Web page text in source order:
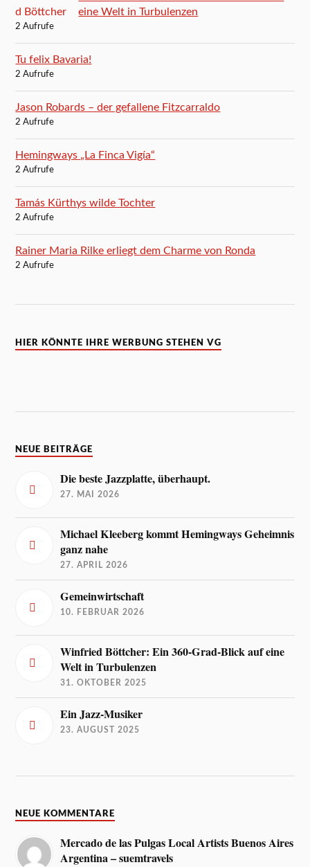
eine Welt in Turbulenzen
2 Aufrufe
Tu felix Bavaria!
2 Aufrufe
Jason Robards – der gefallene Fitzcarraldo
2 Aufrufe
Hemingways „La Finca Vigía“
2 Aufrufe
Tamás Kürthys wilde Tochter
2 Aufrufe
Rainer Maria Rilke erliegt dem Charme von Ronda
2 Aufrufe
HIER KÖNNTE IHRE WERBUNG STEHEN VG
NEUE BEITRÄGE
Die beste Jazzplatte, überhaupt.
27. MAI 2026
Michael Kleeberg kommt Hemingways Geheimnis
ganz nahe
27. APRIL 2026
Gemeinwirtschaft
10. FEBRUAR 2026
Winfried Böttcher: Ein 360-Grad-Blick auf eine
Welt in Turbulenzen
31. OKTOBER 2025
Ein Jazz-Musiker
23. AUGUST 2025
NEUE KOMMENTARE
Mercado de las Pulgas Local Artists Buenos Aires
Argentina – suemtravels